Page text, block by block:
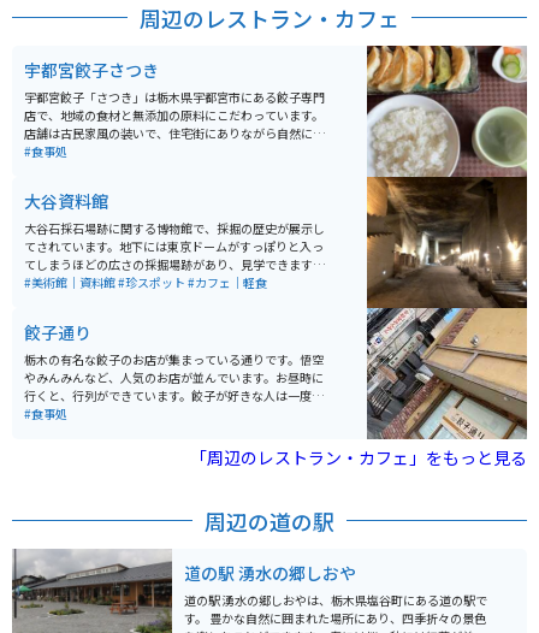
るかのように撮れます。
周辺のレストラン・カフェ
宇都宮餃子さつき
宇都宮餃子「さつき」は栃木県宇都宮市にある餃子専門
店で、地域の食材と無添加の原料にこだわっています。
店舗は古民家風の装いで、住宅街にありながら自然に囲
まれた落ち着いた空間で、静かで心地よい「おもてな
子以外にもお膳料理やアルコールもあります。 メニュー
にはさまざまな種類の餃子があり、無添加餃子、さつき
餃子（野菜中心）、キムチ餃子、野州餃子、青しそ餃
子、茶美人餃子などがあり、野菜多めの餃子やビーガン
対応の餃子も提供されています。
#食事処
大谷資料館
大谷石採石場跡に関する博物館で、採掘の歴史が展示し
てされています。地下には東京ドームがすっぽりと入っ
てしまうほどの広さの採掘場跡があり、見学できます。
ライトアップされていたり、アート作品があったりと楽
#美術館｜資料館#珍スポット #カフェ｜軽食
餃子通り
栃木の有名な餃子のお店が集まっている通りです。悟空
やみんみんなど、人気のお店が並んでいます。お昼時に
行くと、行列ができています。餃子が好きな人は一度は
行くことをオススメします。
#食事処
「周辺のレストラン・カフェ」をもっと見る
周辺の道の駅
道の駅 湧水の郷しおや
道の駅 湧水の郷しおやは、栃木県塩谷町にある道の駅で
す。 豊かな自然に囲まれた場所にあり、四季折々の景色